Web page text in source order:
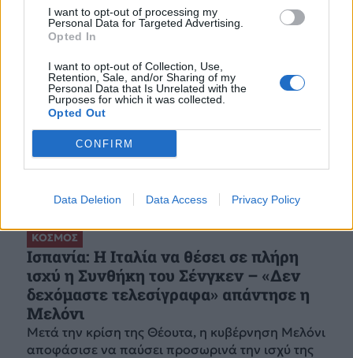
I want to opt-out of processing my
Personal Data for Targeted Advertising.
Opted In
I want to opt-out of Collection, Use,
Retention, Sale, and/or Sharing of my
Personal Data that Is Unrelated with the
Purposes for which it was collected.
Opted Out
CONFIRM
Data Deletion Data Access Privacy Policy
ΚΟΣΜΟΣ
Ισπανία: Η Ιταλία να θέσει σε πλήρη
ισχύ η Συνθήκη του Σένγκεν – «Δεν
δεχόμαστε τελεσίγραφα» απάντησε η
Μελόνι
Μετά την κρίση της Θέουτα, η κυβέρνηση Μελόνι
αποφάσισε να παύσει προσωρινά την ισχύ της